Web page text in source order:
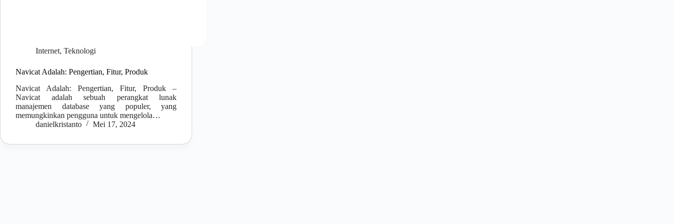
Internet, Teknologi
Navicat Adalah: Pengertian, Fitur, Produk
Navicat Adalah: Pengertian, Fitur, Produk –
Navicat adalah sebuah perangkat lunak
manajemen database yang populer, yang
memungkinkan pengguna untuk mengelola…
danielkristanto
Mei 17, 2024